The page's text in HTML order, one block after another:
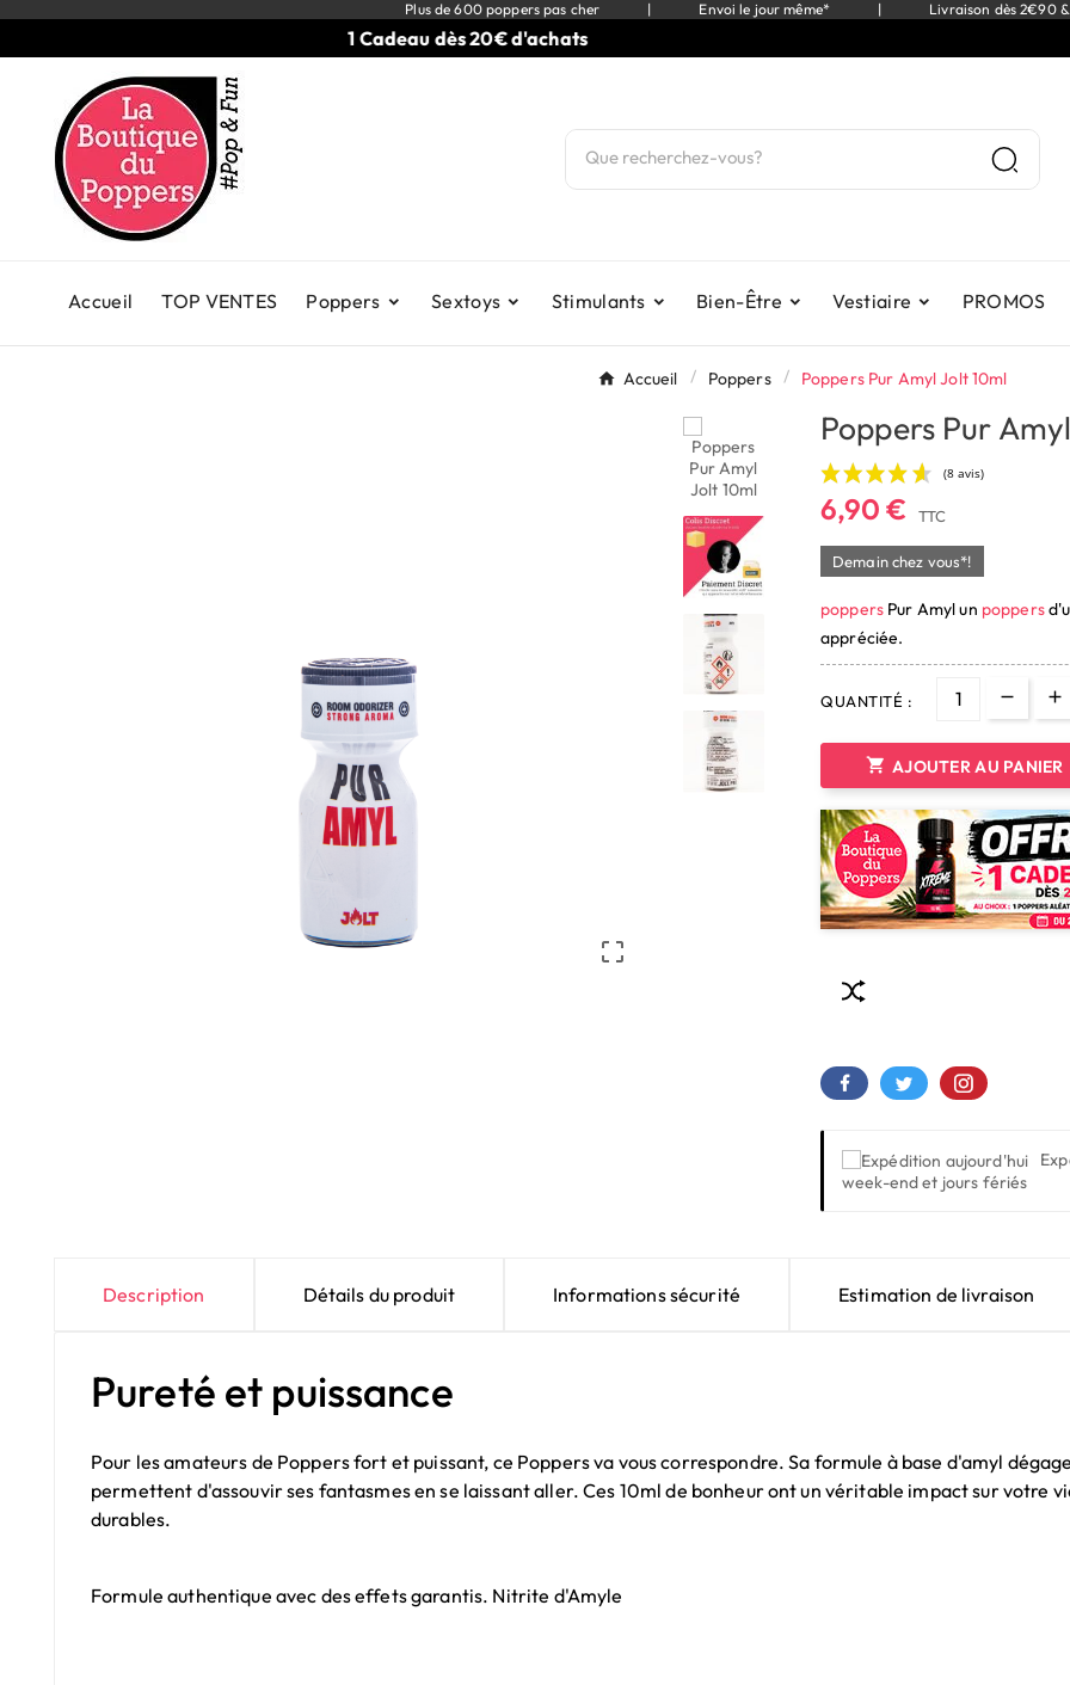
Plus de 600 poppers pas cher | Envoi le jour même* | Livraison dès 2€90
1 Cadeau dès 20€ d'achats
Accueil TOP VENTES Poppers Sextoys Stimulants Bien-Être Vestiaire PROMOS
Accueil Poppers Poppers Pur Amyl Jolt 10ml

Poppers Pur
6,90 € TTC
Demain chez vous*!
poppersPur Amyl un poppers
appréciée.
QUANTITÉ :
 AJOUTER AU PANIER
week-end et jours fériés
Description Détails du produit Informations sécurité Estimation de livraison
Pureté et puissance
Pour les amateurs de Poppers fort et puissant, ce Poppers va vous correspondre. Sa formule à base d'amyl
permettent d'assouvir ses fantasmes en se laissant aller. Ces 10ml de bonheur ont un véritable impact sur votre
durables.
Formule authentique avec des effets garantis. Nitrite d'Amyle